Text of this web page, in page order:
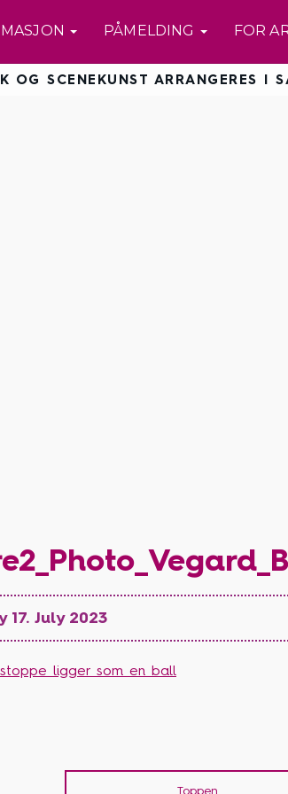
PÅMELDING FOR
OG SCENEKUNST ARRANGERES
July 2023
Toppen